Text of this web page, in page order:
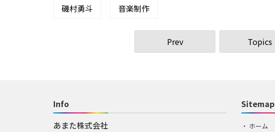
磯村勇斗 音楽制作
Prev Topics
Info
あまた株式会社
Sitemap
ホーム